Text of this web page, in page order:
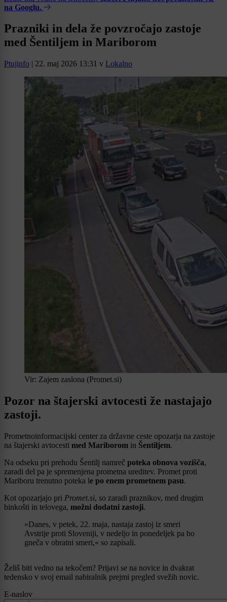
na Googlu.
Prazniki in dela že povzročajo zastoje
med Šentiljem in Mariborom
Ptujinfo | 22. maj 2026 13:31 v Lokalno
Vir: Zajem zaslona (Promet.si)
Pozor na štajerski avtocesti že nastajajo
zastoji.
Prometnoinformacijski center za državne ceste opozarja na zastoje
na štajerski avtocesti med Mariborom in Šentiljem.
Na odseku pri prehodu Šentilj namreč poteka obnova vozišča,
zaradi del pa je spremenjena prometna ureditev. Promet proti
Mariboru trenutno poteka le po enem prometnem pasu.
Kot opozarjajo pri Promet.si, so zaradi praznikov, med drugim
binkošti in telovega, možni dodatni zastoji.
»Danes, v petek, 22. maja, nastaja zastoj iz smeri
Avstrije proti Sloveniji, v nedeljo in ponedeljek pa bo
gneča v obratni smeri,« so zapisali.
Želiš biti vedno na tekočem? Prijavi se na novice in dvakrat
tedensko v svoj email nabiralnik prejmi pregled svežih novic.
E-naslov